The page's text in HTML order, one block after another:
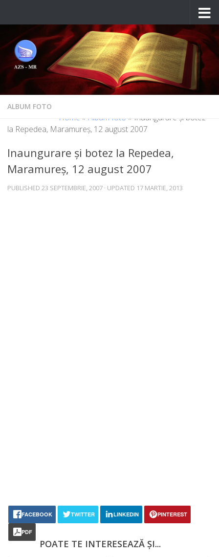
ALBUM FOTO
Home » Album foto » Inaungurare şi botez
la Repedea, Maramureş, 12 august 2007
Inaungurare şi botez la Repedea,
Maramureş, 12 august 2007
PUBLISHED 23 SEPTEMBRIE, 2007 · UPDATED 17 MARTIE, 2013
FACEBOOK TWITTER LINKEDIN PINTEREST
PDF
POATE TE INTERESEAZĂ ȘI...